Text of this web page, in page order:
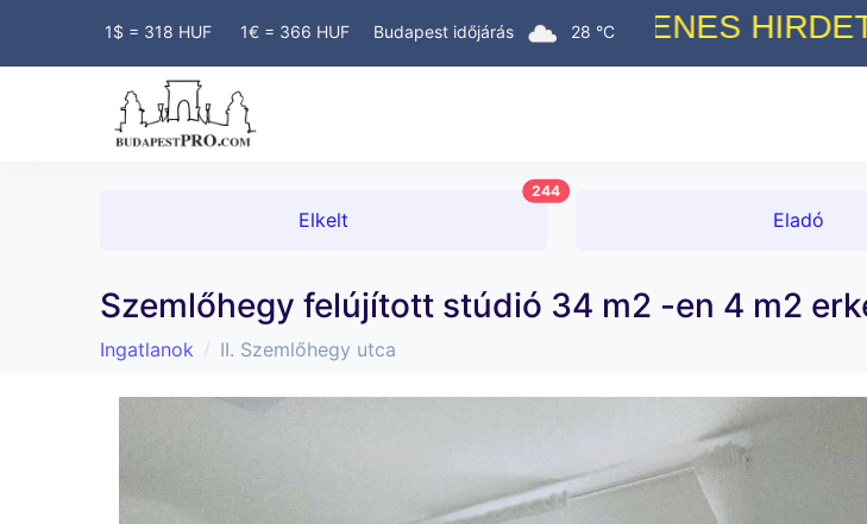
1$ = 318 HUF 1€ = 366 HUF Budapest időjárás 28 °C
SZÁMÁRA! INGYENES HIRDETÉS!
Elkelt
244
Eladó
Szemlőhegy felújított stúdió 34 m2 -en 4 m2
Ingatlanok
II. Szemlőhegy utca